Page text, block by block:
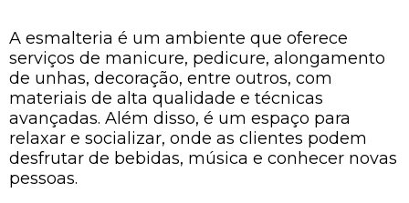
A esmalteria é um ambiente que oferece
serviços de manicure, pedicure, alongamento
de unhas, decoração, entre outros, com
materiais de alta qualidade e técnicas
avançadas. Além disso, é um espaço para
relaxar e socializar, onde as clientes podem
desfrutar de bebidas, música e conhecer novas
pessoas.